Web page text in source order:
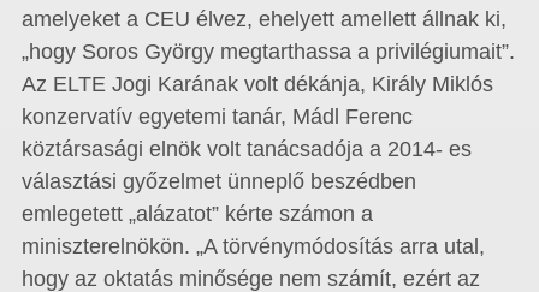
amelyeket a CEU élvez, ehelyett amellett állnak ki,
„hogy Soros György megtarthassa a privilégiumait”.
Az ELTE Jogi Karának volt dékánja, Király Miklós
konzervatív egyetemi tanár, Mádl Ferenc
köztársasági elnök volt tanácsadója a 2014- es
választási győzelmet ünneplő beszédben
emlegetett „alázatot” kérte számon a
miniszterelnökön. „A törvénymódosítás arra utal,
hogy az oktatás minősége nem számít, ezért az